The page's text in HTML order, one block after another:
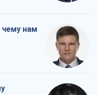
чему нам